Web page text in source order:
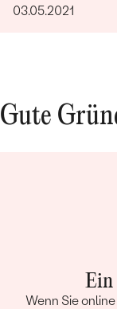
03.05.2021
Gute
Ein
Wenn Sie